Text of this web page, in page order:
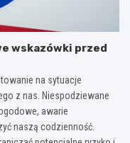
wskazówki przed
na sytuacje
z nas. Niespodziewane
awarie
naszą codzienność.